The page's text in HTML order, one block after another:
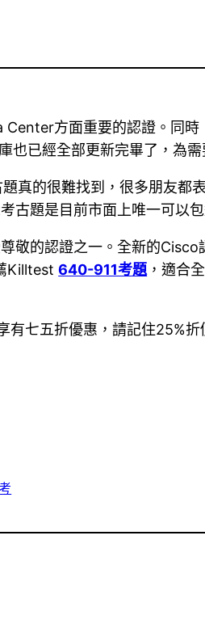
方面重要的認證。同
已經全部更新完畢了，為需
題真的很難找到，很多朋友都
古題是目前市面上唯一可以
敬的認證之一。全新的
Killtest640-911考題 ，適合
有七五折優惠，請記住25%